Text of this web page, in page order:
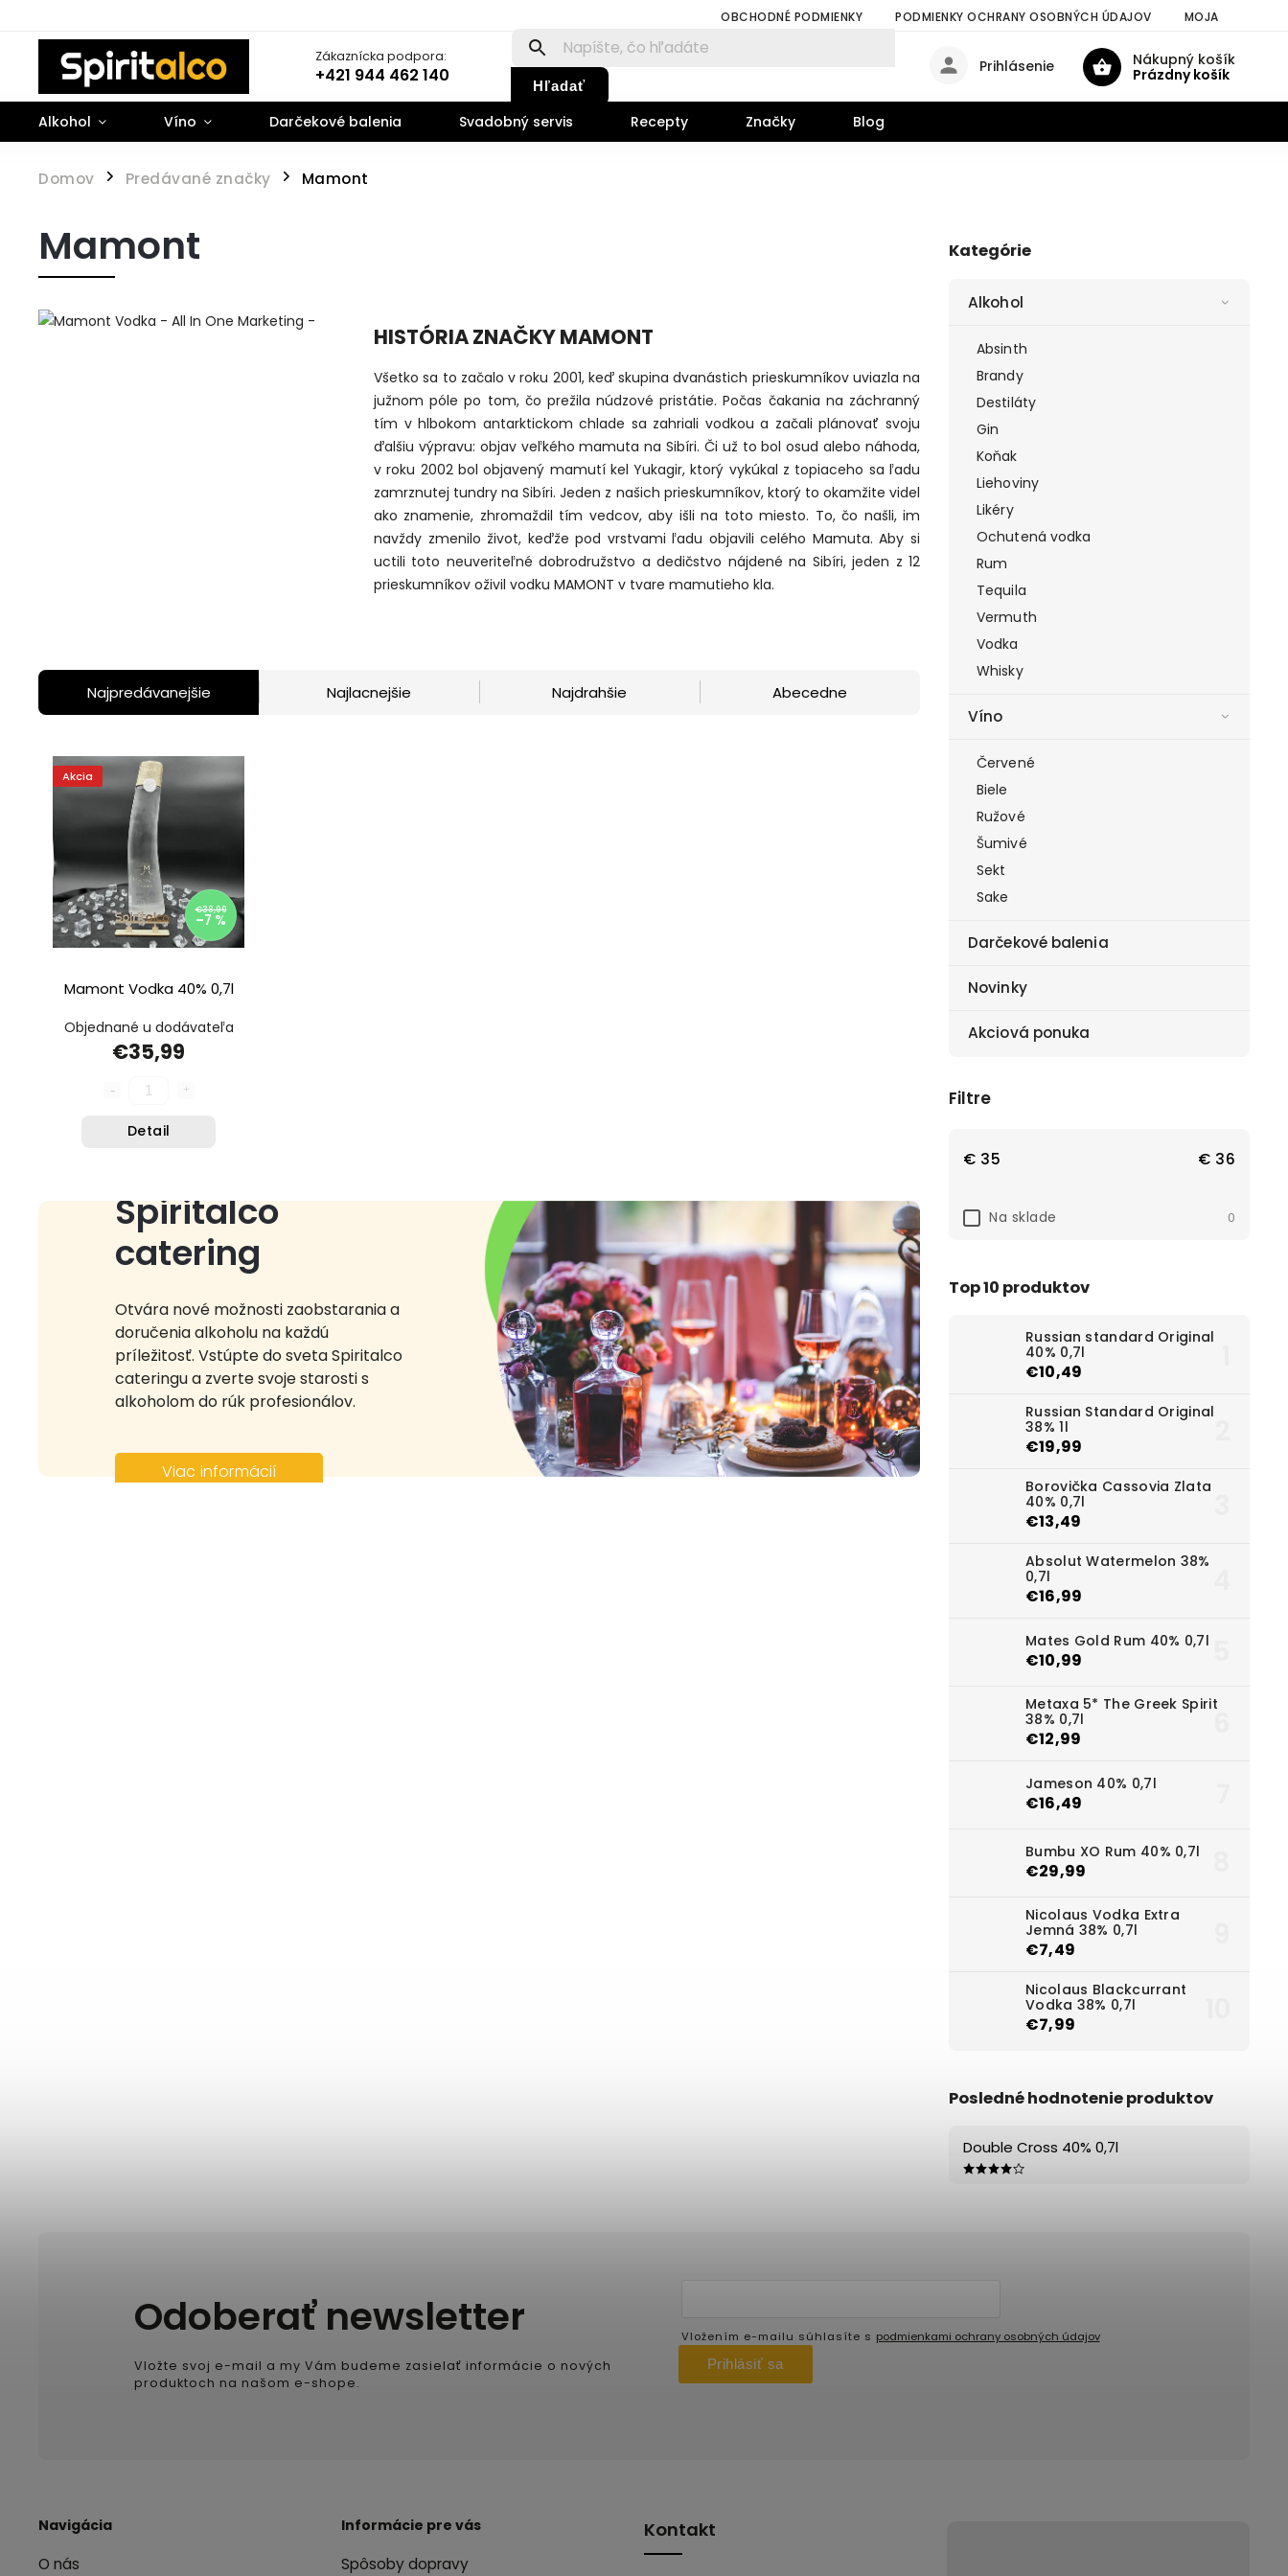
OBCHODNÉ PODMIENKY PODMIENKY OCHRANY OSOBNÝCH ÚDAJOV MOJA
Zákaznícka podpora:
+421 944 462 140 Hľadať
Nákupný košík
Prázdny košík
Prihlásenie
Alkohol Víno Darčekové balenia Svadobný servis Recepty Značky Blog
Domov / Predávané značky / Mamont
Kategórie
Alkohol
Absinth
Brandy
Destiláty
Gin
Koňak
Liehoviny
Likéry
Ochutená vodka
Rum
Tequila
Vermuth
Vodka
Whisky
Víno
Červené
Biele
Ružové
Šumivé
Sekt
Sake
Darčekové balenia
Novinky
Akciová ponuka
Filtre
€ 35 € 36
Na sklade 0
Top 10 produktov
Russian standard Original
40% 0,7l
€10,49
Russian Standard Original
38% 1l
€19,99
Borovička Cassovia Zlata
40% 0,7l
€13,49
Absolut Watermelon 38%
0,7l
€16,99
Mates Gold Rum 40% 0,7l
€10,99
Metaxa 5* The Greek Spirit
38% 0,7l
€12,99
Jameson 40% 0,7l
€16,49
Bumbu XO Rum 40% 0,7l
€29,99
Nicolaus Vodka Extra
Jemná 38% 0,7l
€7,49
Nicolaus Blackcurrant
Vodka 38% 0,7l
€7,99
Posledné hodnotenie produktov
Double Cross 40% 0,7l
Mamont
HISTÓRIA ZNAČKY MAMONT
Všetko sa to začalo v roku 2001, keď skupina dvanástich prieskumníkov uviazla na
južnom póle po tom, čo prežila núdzové pristátie. Počas čakania na záchranný
tím v hlbokom antarktickom chlade sa zahriali vodkou a začali plánovať svoju
ďalšiu výpravu: objav veľkého mamuta na Sibíri. Či už to bol osud alebo náhoda,
v roku 2002 bol objavený mamutí kel Yukagir, ktorý vykúkal z topiaceho sa ľadu
zamrznutej tundry na Sibíri. Jeden z našich prieskumníkov, ktorý to okamžite videl
ako znamenie, zhromaždil tím vedcov, aby išli na toto miesto. To, čo našli, im
navždy zmenilo život, keďže pod vrstvami ľadu objavili celého Mamuta. Aby si
uctili toto neuveriteľné dobrodružstvo a dedičstvo nájdené na Sibíri, jeden z 12
prieskumníkov oživil vodku MAMONT v tvare mamutieho kla.
Najpredávanejšie Najlacnejšie Najdrahšie Abecedne
Akcia
€38,99
–7 %
Mamont Vodka 40% 0,7l
Objednané u dodávateľa
€35,99
Detail
Spiritalco
catering
Otvára nové možnosti zaobstarania a
doručenia alkoholu na každú
príležitosť. Vstúpte do sveta Spiritalco
cateringu a zverte svoje starosti s
alkoholom do rúk profesionálov.
Viac informácií
Navigácia
O nás
Informácie pre vás
Spôsoby dopravy
Kontakt
Odoberať newsletter
Vložte svoj e-mail a my Vám budeme zasielať informácie o nových
produktoch na našom e-shope.
Vložením e-mailu súhlasíte s podmienkami ochrany osobných údajov
Prihlásiť sa